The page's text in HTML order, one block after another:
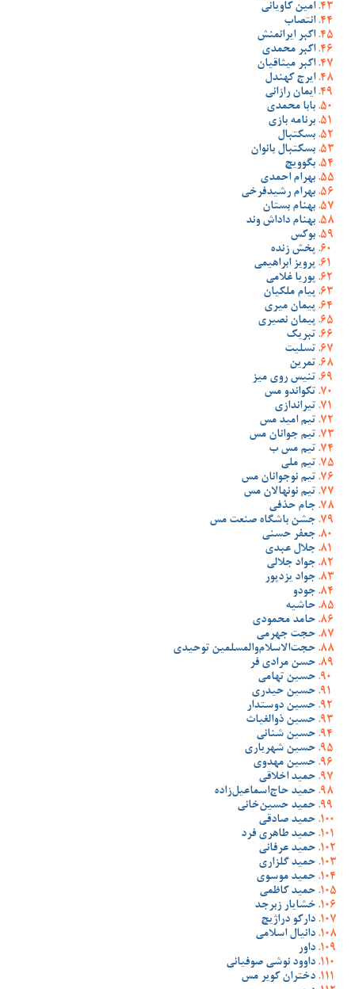
امین کاویانی
انتصاب
اکبر ایرانمنش
اکبر محمدی
اکبر میثاقیان
ایرج کهندل
ایمان رازانی
بابا محمدی
برنامه بازی
بسکتبال
بسکتبال بانوان
بگوویچ
بهرام احمدی
بهرام رشیدفرخی
بهنام بستان
بهنام داداش وند
بوکس
پخش زنده
پرویز ابراهیمی
پوریا غلامی
پیام ملکیان
پیمان میری
پیمان نصیری
تبریک
تسلیت
تمرین
تنیس روی میز
تکواندو مس
تیراندازی
تیم امید مس
تیم جوانان مس
تیم مس ب
تیم ملی
تیم نوجوانان مس
تیم نونهالان مس
جام حذفی
جشن باشگاه صنعت مس
جعفر حسنی
جلال عبدی
جواد جلالی
جواد یزدپور
جودو
حاشیه
حامد محمودی
حجت جهرمی
حجت‌الاسلام‌والمسلمین توحیدی
حسن مرادی فر
حسین تهامی
حسین حیدری
حسین دوستدار
حسین ذوالغیاث
حسین شنانی
حسین شهریاری
حسین مهدوی
حمید اخلاقی
حمید حاج‌اسماعیل‌زاده
حمید حسین‌خانی
حمید صادقی
حمید طاهری فرد
حمید عرفانی
حمید گلزاری
حمید موسوی
حمید کاظمی
خشایار زبرجد
دارکو دراژیچ
دانیال اسلامی
داور
داوود نوشی صوفیانی
دختران کویر مس